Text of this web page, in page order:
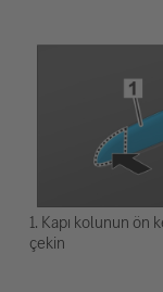
1. Kapı kolunun ön
çekin